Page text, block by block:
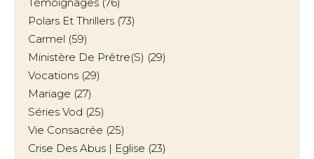
Polars Et Thrillers (73)
Carmel (59)
Ministère De Prêtre(s) (29)
Vocations (29)
Mariage (27)
Séries Vod (25)
Vie Consacrée (25)
Crise Des Abus | Eglise (23)